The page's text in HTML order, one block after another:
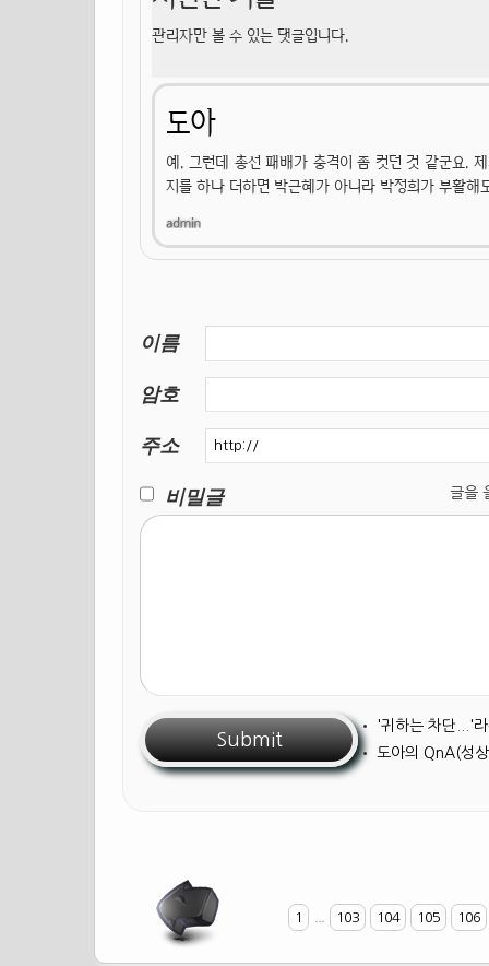
관리자만 볼 수 있는 댓글입니다.
도아
예. 그런데 총선 패배가 충격이 좀 컷던 것 같군요.
지를 하나 더하면 박근혜가 아니라 박정희가 부활해
이름
암호
주소
비밀글
글을
• '귀하는 차단...'
• 도아의 QnA(성
1 103 104 105 106